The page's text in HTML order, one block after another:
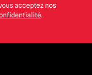
acceptez nos
.